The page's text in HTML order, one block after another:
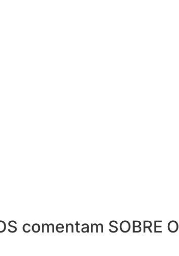
comentam SOBRE O